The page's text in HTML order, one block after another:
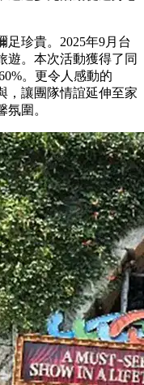
足珍貴。2025年9月台
遊。本次活動獲得了同
。更令人感動的
，讓團隊情誼延伸至家
圍。